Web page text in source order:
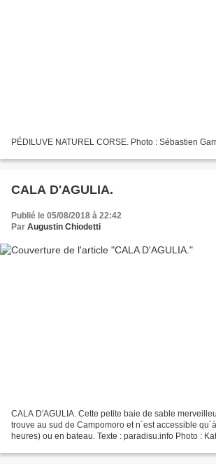
PÉDILUVE NATUREL CORSE. Photo : Sébastien
CALA D'AGULIA.
Publié le 05/08/2018 à 22:42
Par Augustin Chiodetti
CALA D'AGULIA. Cette petite baie de sable
trouve au sud de Campomoro et n´est accessible
heures) ou en bateau. Texte : paradisu.info Photo :